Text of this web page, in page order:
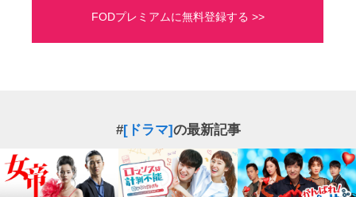
FODプレミアムに無料登録する >>
#[ドラマ]の最新記事